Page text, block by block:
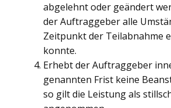
abgelehnt oder geändert
der Auftraggeber alle
Zeitpunkt der Teilabnahme
konnte.
Erhebt der Auftraggeber
genannten Frist keine
so gilt die Leistung als